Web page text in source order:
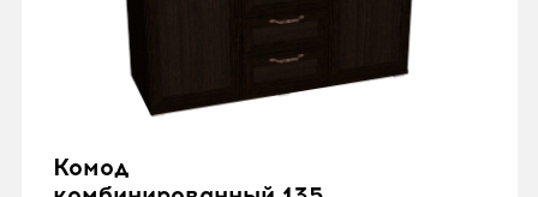
Комод